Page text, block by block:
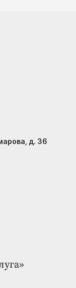
д. 36